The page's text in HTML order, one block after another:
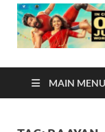
MAIN MENU